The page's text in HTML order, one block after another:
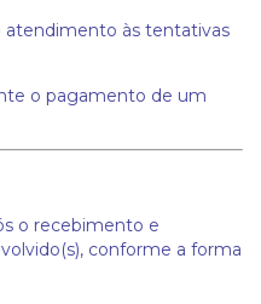
atendimento às tentativas
o pagamento de um
o recebimento e
conforme a forma